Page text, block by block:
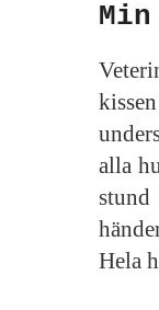
alla
Hela